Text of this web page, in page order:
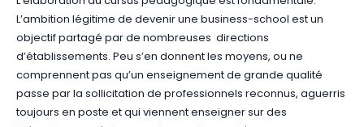
L’ambition légitime de devenir une business-school est un
objectif partagé par de nombreuses directions
d’établissements. Peu s’en donnent les moyens, ou ne
comprennent pas qu’un enseignement de grande qualité
passe par la sollicitation de professionnels reconnus, aguerris
toujours en poste et qui viennent enseigner sur des